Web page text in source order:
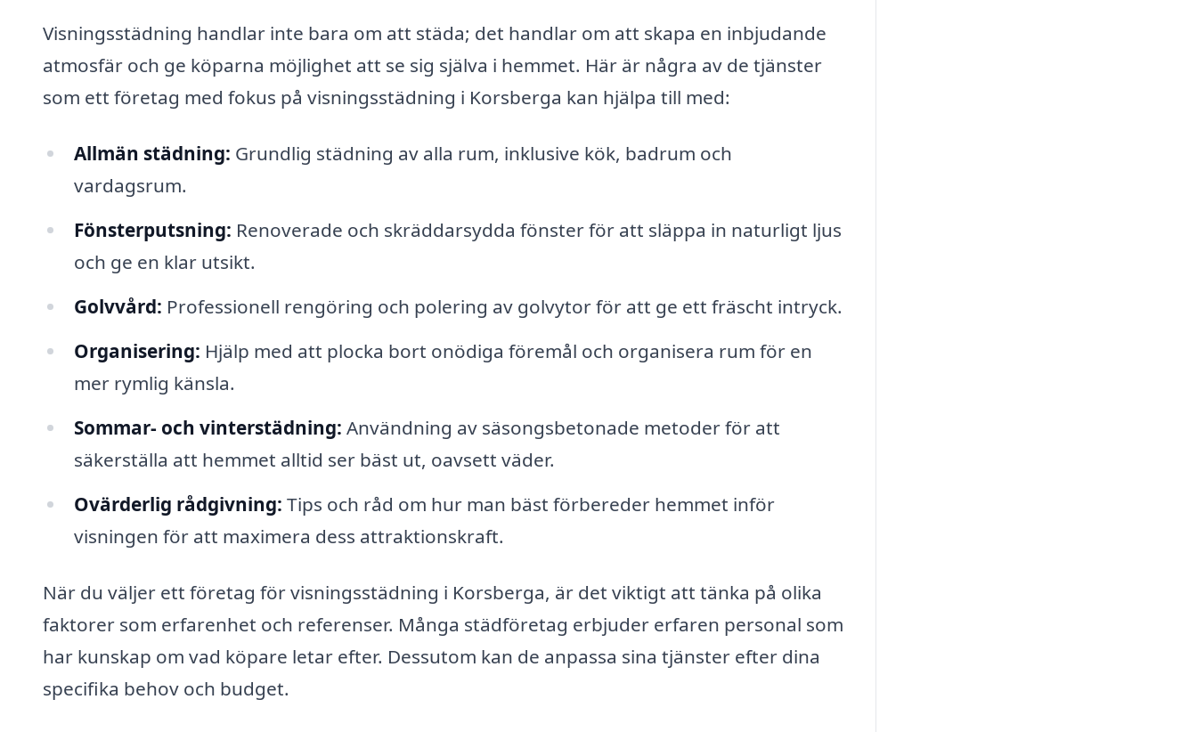
Visningsstädning handlar inte bara om att städa; det handlar om att skapa en inbjudande
atmosfär och ge köparna möjlighet att se sig själva i hemmet. Här är några av de tjänster
som ett företag med fokus på visningsstädning i Korsberga kan hjälpa till med:
Allmän städning: Grundlig städning av alla rum, inklusive kök, badrum och
vardagsrum.
Fönsterputsning: Renoverade och skräddarsydda fönster för att släppa in naturligt ljus
och ge en klar utsikt.
Golvvård: Professionell rengöring och polering av golvytor för att ge ett fräscht intryck.
Organisering: Hjälp med att plocka bort onödiga föremål och organisera rum för en
mer rymlig känsla.
Sommar- och vinterstädning: Användning av säsongsbetonade metoder för att
säkerställa att hemmet alltid ser bäst ut, oavsett väder.
Ovärderlig rådgivning: Tips och råd om hur man bäst förbereder hemmet inför
visningen för att maximera dess attraktionskraft.
När du väljer ett företag för visningsstädning i Korsberga, är det viktigt att tänka på olika
faktorer som erfarenhet och referenser. Många städföretag erbjuder erfaren personal som
har kunskap om vad köpare letar efter. Dessutom kan de anpassa sina tjänster efter dina
specifika behov och budget.